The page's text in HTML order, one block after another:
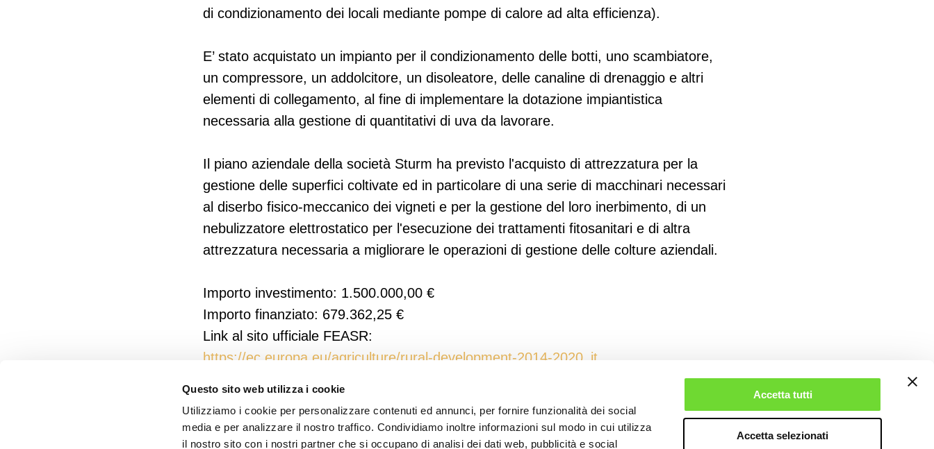
Questo sito web utilizza i cookie
Utilizziamo i cookie per personalizzare contenuti ed annunci, per fornire funzionalità dei social
media e per analizzare il nostro traffico. Condividiamo inoltre informazioni sul modo in cui utilizza
il nostro sito con i nostri partner che si occupano di analisi dei dati web, pubblicità e social
Accetta tutti
Accetta selezionati
di condizionamento dei locali mediante pompe di calore ad alta efficienza).
E’ stato acquistato un impianto per il condizionamento delle botti, uno scambiatore,
un compressore, un addolcitore, un disoleatore, delle canaline di drenaggio e altri
elementi di collegamento, al fine di implementare la dotazione impiantistica
necessaria alla gestione di quantitativi di uva da lavorare.
Il piano aziendale della società Sturm ha previsto l'acquisto di attrezzatura per la
gestione delle superfici coltivate ed in particolare di una serie di macchinari necessari
al diserbo fisico-meccanico dei vigneti e per la gestione del loro inerbimento, di un
nebulizzatore elettrostatico per l'esecuzione dei trattamenti fitosanitari e di altra
attrezzatura necessaria a migliorare le operazioni di gestione delle colture aziendali.
Importo investimento: 1.500.000,00 €
Importo finanziato: 679.362,25 €
Link al sito ufficiale FEASR:
https://ec.europa.eu/agriculture/rural-development-2014-2020_it
© 2021 Società Agricola Sturm di Sturm Denis e